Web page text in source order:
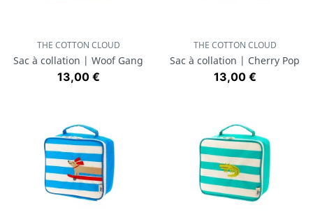
THE COTTON CLOUD
Sac à collation | Woof Gang
Prix
13,00 €
THE COTTON CLOUD
Sac à collation | Cherry Pop
Prix
13,00 €